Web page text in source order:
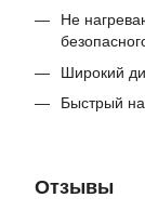
Не
Широкий
Быстрый
Отзывы